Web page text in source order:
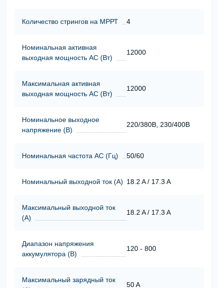
Количество стрингов на МРРТ 4
Номинальная активная
выходная мощность АС (Вт)
12000
Максимальная активная
выходная мощность АС (Вт)
12000
Номинальное выходное
напряжение (В)
220/380В, 230/400В
Номинальная частота АС (Гц) 50/60
Номинальный выходной ток (А) 18.2 A / 17.3 A
Максимальный выходной ток
(А)
18.2 A / 17.3 A
Диапазон напряжения
аккумулятора (В)
120 - 800
Максимальный зарядный ток
50 A